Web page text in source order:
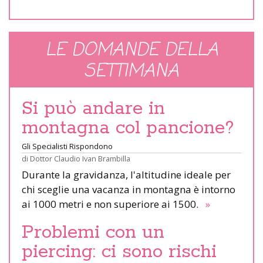
LE DOMANDE DELLA
SETTIMANA
Si può andare in
montagna col pancione?
Gli Specialisti Rispondono
di Dottor Claudio Ivan Brambilla
Durante la gravidanza, l'altitudine ideale per
chi sceglie una vacanza in montagna è intorno
ai 1000 metri e non superiore ai 1500. »
Problemi con un
piercing: ci sono rischi